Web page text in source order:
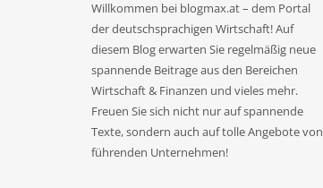
Willkommen bei blogmax.at – dem Portal
der deutschsprachigen Wirtschaft! Auf
diesem Blog erwarten Sie regelmäßig neue
spannende Beitrage aus den Bereichen
Wirtschaft & Finanzen und vieles mehr.
Freuen Sie sich nicht nur auf spannende
Texte, sondern auch auf tolle Angebote von
führenden Unternehmen!